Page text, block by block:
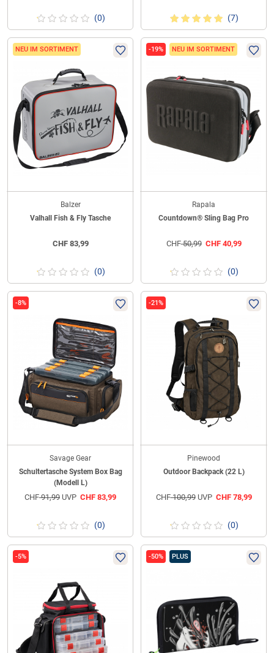
(0) (7)
NEU IM SORTIMENT
Balzer
Valhall Fish & Fly Tasche
CHF83,99
(0)
-19% NEU IM SORTIMENT
Rapala
Countdown® Sling Bag Pro
CHF50,99 CHF40,99
(0)
-8%
Savage Gear
Schultertasche System Box Bag
(Modell L)
CHF91,99 UVP CHF 83,99
(0)
-21%
Pinewood
Outdoor Backpack (22 L)
CHF100,99UVP CHF78,99
(0)
-5% -50% PLUS